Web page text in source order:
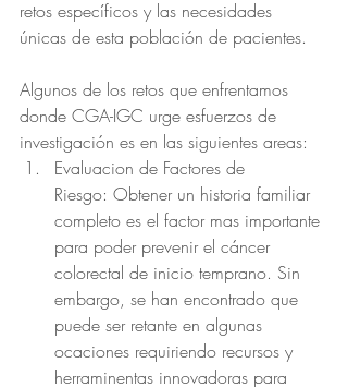
retos específicos y las necesidades
únicas de esta población de pacientes.
Algunos de los retos que enfrentamos
donde CGA-IGC urge esfuerzos de
investigación es en las siguientes areas:
Evaluacion de Factores de
Riesgo: Obtener un historia familiar
completo es el factor mas importante
para poder prevenir el cáncer
colorectal de inicio temprano. Sin
embargo, se han encontrado que
puede ser retante en algunas
ocaciones requiriendo recursos y
herraminentas innovadoras para